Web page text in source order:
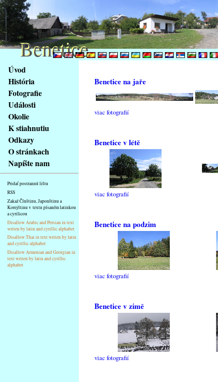
obsah
stránky
Klávesové
zkratky
tomto
webu
základní
Hlavní
strana
Úvod
História
Fotografie
Události
Okolie
K stiahnutiu
Odkazy
O stránkach
Napíšte nam
Pridať postrannú lištu
RSS
Zakaž Čínštinu, Japonštinu a
Korejštinu v textu písaném latinkou
a cyrilicou
Disallow Arabic and Persian in text
writen by latin and cyrillic alphabet
Disallow Thai in text writen by latin
and cyrillic alphabet
Disallow Armenian and Georgian in
text writen by latin and cyrillic
alphabet
Benetice na jaře
viac fotografií
Benetice v létě
viac fotografií
Benetice na podzim
viac fotografií
Benetice v zimě
viac fotografií
Benetice
Benetice